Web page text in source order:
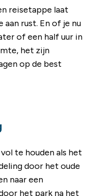
reisetappe laat
rust. En of je nu
of een half uur in
het zijn
op de best
te houden als het
door het oude
naar een
het park na het